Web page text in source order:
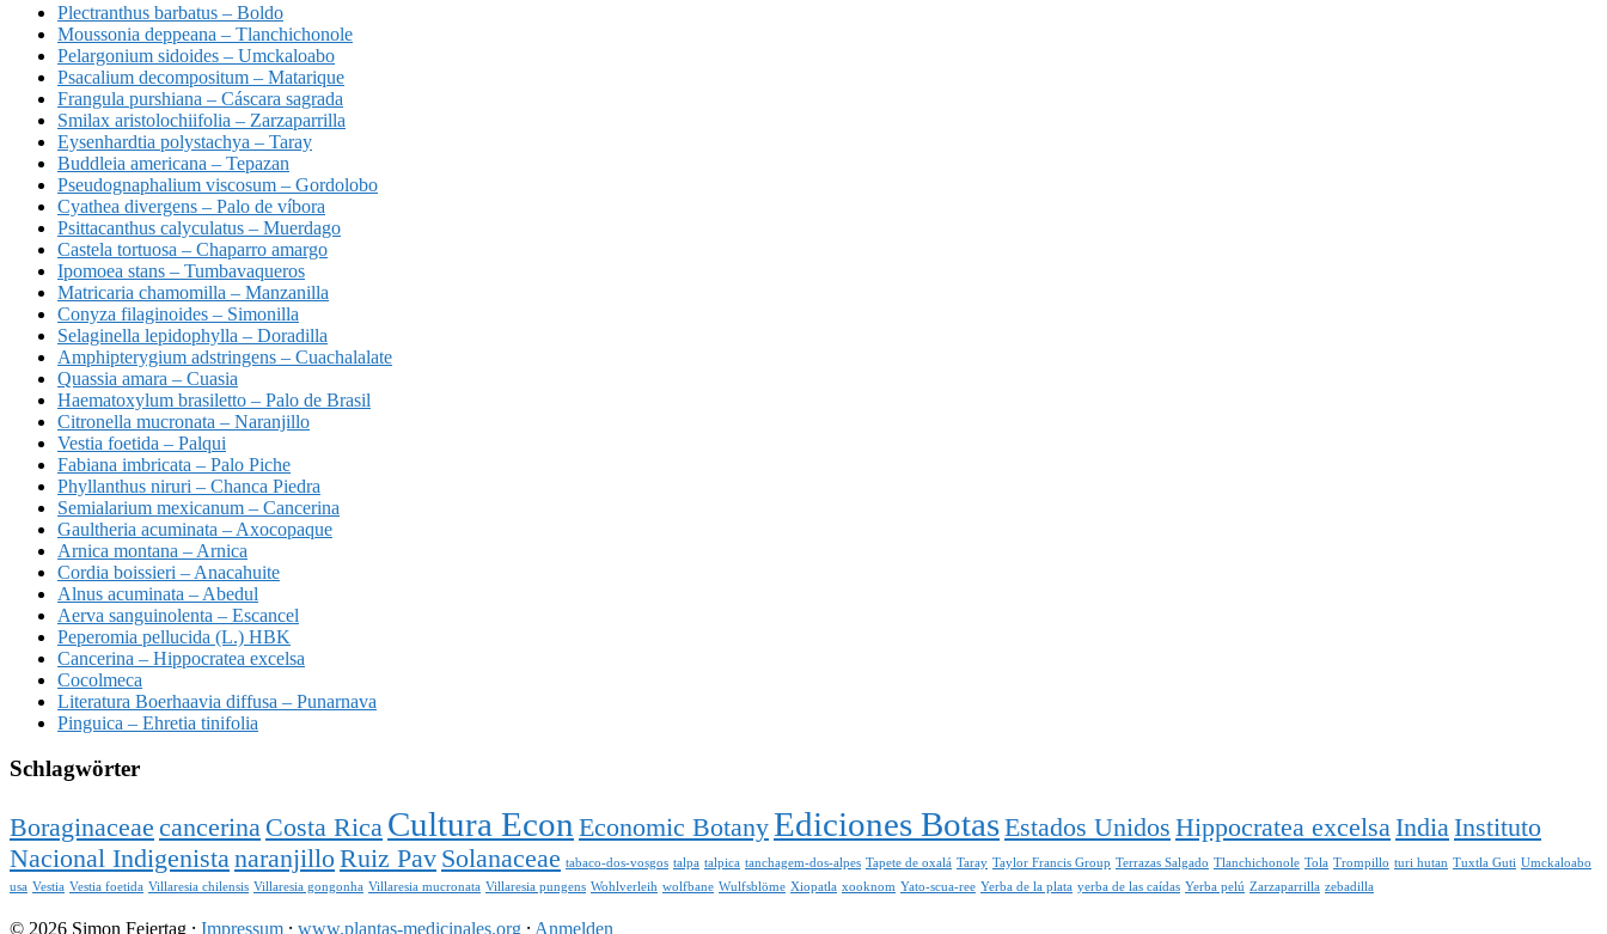
Plectranthus barbatus – Boldo
Moussonia deppeana – Tlanchichonole
Pelargonium sidoides – Umckaloabo
Psacalium decompositum – Matarique
Frangula purshiana – Cáscara sagrada
Smilax aristolochiifolia – Zarzaparrilla
Eysenhardtia polystachya – Taray
Buddleia americana – Tepazan
Pseudognaphalium viscosum – Gordolobo
Cyathea divergens – Palo de víbora
Psittacanthus calyculatus – Muerdago
Castela tortuosa – Chaparro amargo
Ipomoea stans – Tumbavaqueros
Matricaria chamomilla – Manzanilla
Conyza filaginoides – Simonilla
Selaginella lepidophylla – Doradilla
Amphipterygium adstringens – Cuachalalate
Quassia amara – Cuasia
Haematoxylum brasiletto – Palo de Brasil
Citronella mucronata – Naranjillo
Vestia foetida – Palqui
Fabiana imbricata – Palo Piche
Phyllanthus niruri – Chanca Piedra
Semialarium mexicanum – Cancerina
Gaultheria acuminata – Axocopaque
Arnica montana – Arnica
Cordia boissieri – Anacahuite
Alnus acuminata – Abedul
Aerva sanguinolenta – Escancel
Peperomia pellucida (L.) HBK
Cancerina – Hippocratea excelsa
Cocolmeca
Literatura Boerhaavia diffusa – Punarnava
Pinguica – Ehretia tinifolia
Schlagwörter
Boraginaceae cancerina Costa Rica Cultura Econ Economic BotanyEdiciones BotasEstados Unidos Hippocratea excelsaIndiaInstituto
Nacional IndigenistanaranjilloRuiz Pav Solanaceae tabaco-dos-vosgos talpa talpica tanchagem-dos-alpes Tapete de oxalá Taray Taylor Francis Group Terrazas Salgado Tlanchichonole Tola Trompillo turi hutan Tuxtla Guti Umckaloabo
usa Vestia Vestia foetida Villaresia chilensis Villaresia gongonha Villaresia mucronata Villaresia pungens Wohlverleih wolfbane Wulfsblöme Xiopatla xooknom Yato-scua-ree Yerba de la plata yerba de las caídas Yerba pelú Zarzaparrilla zebadilla
© 2026 Simon Feiertag ⸱ Impressum ⸱ www.plantas-medicinales.org ⸱ Anmelden